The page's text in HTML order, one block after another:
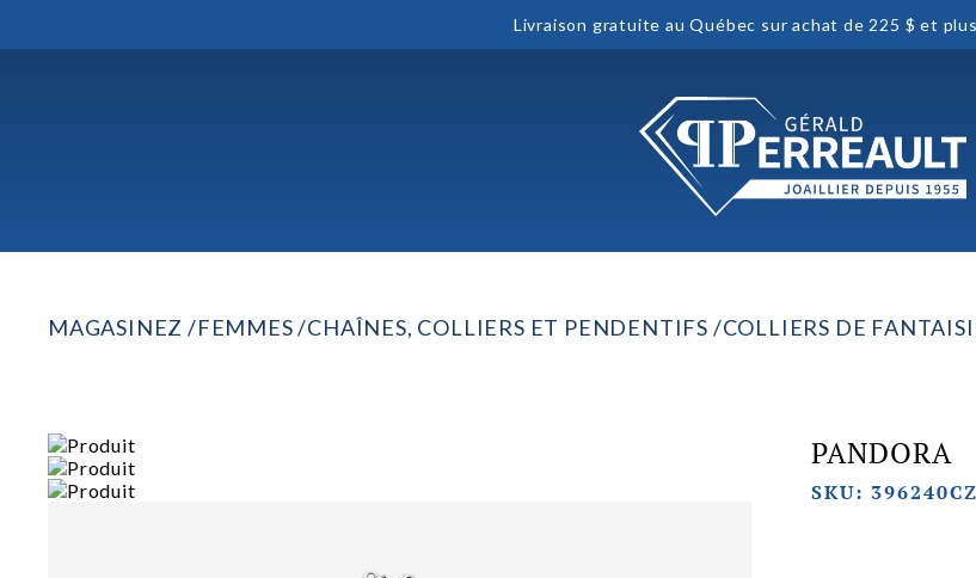
Livraison gratuite au Québec sur achat de 225 $ et
MAGASINEZ FEMMES CHAÎNES, COLLIERS ET PENDENTIFS COLLIERS DE
PANDORA
SKU: